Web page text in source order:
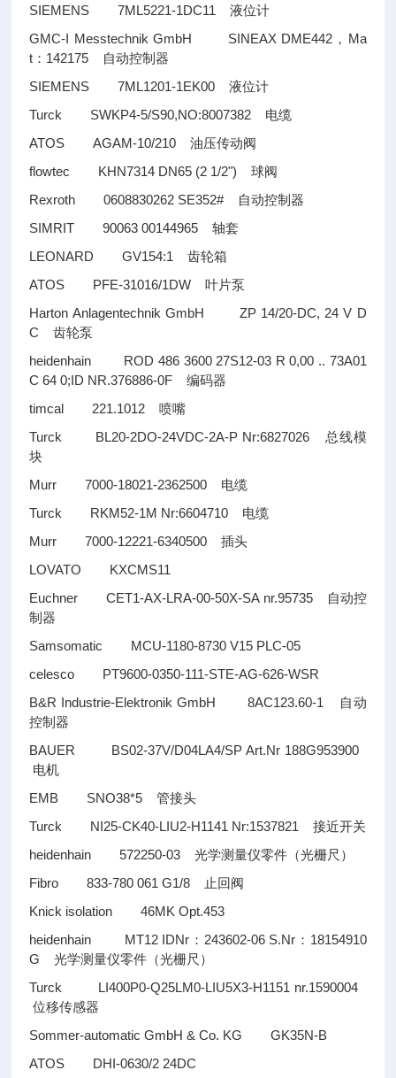
SIEMENS 7ML5221-1DC11液位计
GMC-I Messtechnik GmbH SINEAX DME442 ， Ma
t ： 142175 自动控制器
SIEMENS 7ML1201-1EK00液位计
Turck SWKP4-5/S90,NO:8007382 电缆
ATOS AGAM-10/210油压传动阀
flowtec KHN7314 DN65 (2 1/2")球阀
Rexroth 0608830262 SE352# 自动控制器
SIMRIT 90063 00144965轴套
LEONARD GV154:1齿轮箱
ATOS PFE-31016/1DW叶片泵
Harton Anlagentechnik GmbH ZP 14/20-DC, 24 V D
C齿轮泵
heidenhain ROD 486 3600 27S12-03 R 0,00 .. 73A01
C 64 0;ID NR.376886-0F编码器
timcal 221.1012喷嘴
Turck BL20-2DO-24VDC-2A-P Nr:6827026 总线模
块
Murr 7000-18021-2362500 电缆
Turck RKM52-1M Nr:6604710 电缆
Murr 7000-12221-6340500插头
LOVATO KXCMS11
Euchner CET1-AX-LRA-00-50X-SA nr.95735
自动控
制器
Samsomatic MCU-1180-8730 V15 PLC-05
celesco PT9600-0350-111-STE-AG-626-WSR
B&R Industrie-Elektronik GmbH 8AC123.60-1
自动
控制器
BAUER BS02-37V/D04LA4/SP Art.Nr 188G953900
电机
EMB SNO38*5管接头
Turck NI25-CK40-LIU2-H1141 Nr:1537821接近开关
heidenhain 572250-03光学测量仪零件（光栅尺）
Fibro 833-780 061 G1/8 止回阀
Knick isolation 46MK Opt.453
heidenhain MT12 IDNr ： 243602-06 S.Nr ： 18154910
G光学测量仪零件（光栅尺）
Turck LI400P0-Q25LM0-LIU5X3-H1151 nr.1590004
位移传感器
Sommer-automatic GmbH & Co. KG GK35N-B
ATOS DHI-0630/2 24DC